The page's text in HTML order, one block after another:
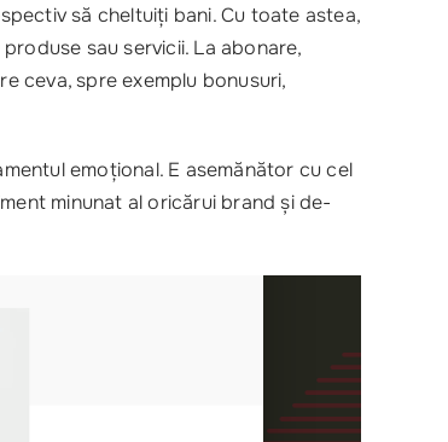
să cheltuiți bani. Cu toate astea,
sau servicii. La abonare,
ceva, spre exemplu bonusuri,
emoțional. E asemănător cu cel
minunat al oricărui brand și de-